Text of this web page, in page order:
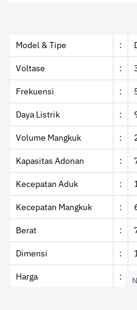
Model & Tipe :
Voltase :
Frekuensi :
Daya Listrik :
Volume Mangkuk :
Kapasitas Adonan :
Kecepatan Aduk :
Kecepatan Mangkuk :
Berat :
Dimensi :
Harga :